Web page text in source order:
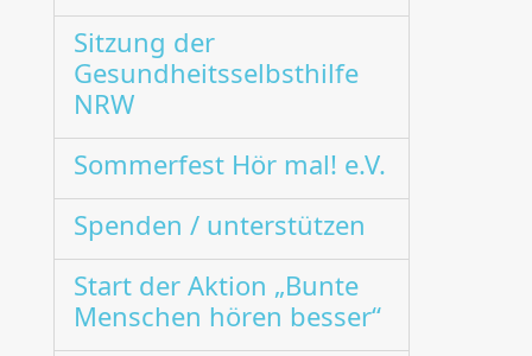
Sitzung der
Gesundheitsselbsthilfe
NRW
Sommerfest Hör mal! e.V.
Spenden / unterstützen
Start der Aktion „Bunte
Menschen hören besser“